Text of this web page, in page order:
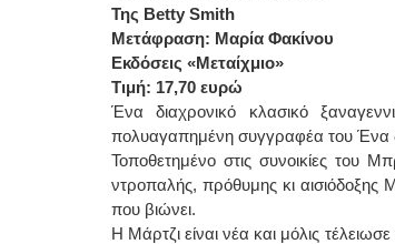
Της Betty Smith
Μετάφραση: Μαρία Φακίνου
Εκδόσεις «Μεταίχμιο»
Τιμή: 17,70 ευρώ
Ένα διαχρονικό κλασικό
πολυαγαπημένη συγγραφέα του Ένα
Τοποθετημένο στις συνοικίες του
ντροπαλής, πρόθυμης κι αισιόδοξης
που βιώνει.
Η Μάρτζι είναι νέα και μόλις